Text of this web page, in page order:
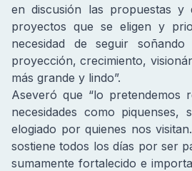
en discusión las propuestas y
proyectos que se eligen y
necesidad de seguir
proyección, crecimiento,
más grande y lindo”.
Aseveró que “lo pretendemos
necesidades como piquenses,
elogiado por quienes nos
sostiene todos los días por ser
sumamente fortalecido e